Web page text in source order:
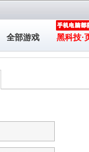
全部游戏 黑科技·